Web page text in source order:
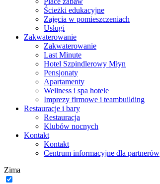
Ścieżki edukacyjne
Zajęcia w pomieszczeniach
Usługi
Zakwaterowanie
Zakwaterowanie
Last Minute
Hotel Szpindlerowy Młyn
Pensjonaty
Apartamenty
Wellness i spa hotele
Imprezy firmowe i teambuilding
Restauracje i bary
Restauracja
Klubów nocnych
Kontakt
Kontakt
Centrum informacyjne dla partnerów
Zima